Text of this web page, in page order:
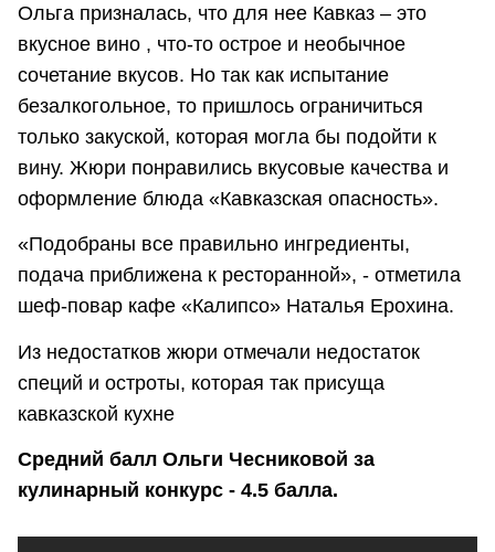
Ольга призналась, что для нее Кавказ – это
вкусное вино , что-то острое и необычное
сочетание вкусов. Но так как испытание
безалкогольное, то пришлось ограничиться
только закуской, которая могла бы подойти к
вину. Жюри понравились вкусовые качества и
оформление блюда «Кавказская опасность».
«Подобраны все правильно ингредиенты,
подача приближена к ресторанной», - отметила
шеф-повар кафе «Калипсо» Наталья Ерохина.
Из недостатков жюри отмечали недостаток
специй и остроты, которая так присуща
кавказской кухне
Средний балл Ольги Чесниковой за
кулинарный конкурс - 4.5 балла.